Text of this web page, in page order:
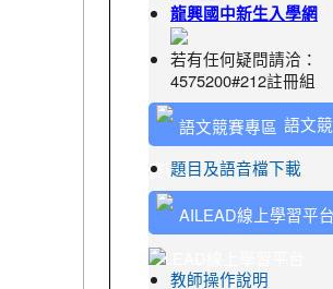
龍興國中新生入學網
若有任何疑問請洽：
4575200#212註冊組
語文競
賽專區
題目及語音檔下載
AILEAD線上學習平台
教師操作說明